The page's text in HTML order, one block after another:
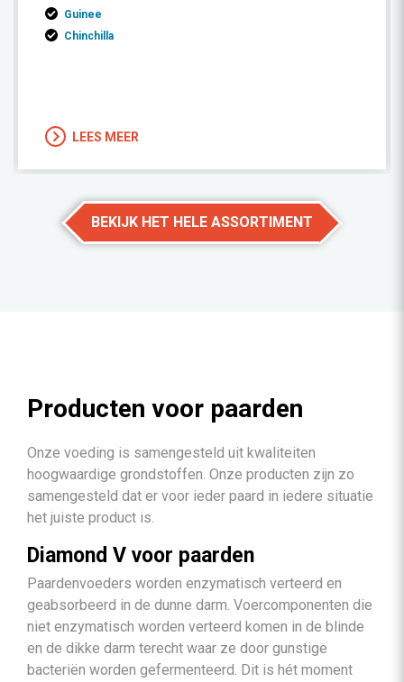
Guinee
Chinchilla
LEES MEER
BEKIJK HET HELE ASSORTIMENT
Producten voor paarden
Onze voeding is samengesteld uit kwaliteiten
hoogwaardige grondstoffen. Onze producten zijn zo
samengesteld dat er voor ieder paard in iedere situatie
het juiste product is.
Diamond V voor paarden
Paardenvoeders worden enzymatisch verteerd en
geabsorbeerd in de dunne darm. Voercomponenten die
niet enzymatisch worden verteerd komen in de blinde
en de dikke darm terecht waar ze door gunstige
bacteriën worden gefermenteerd. Dit is hét moment